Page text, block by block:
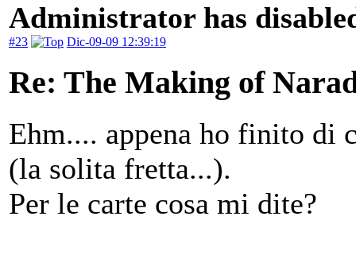
Administrator has
#23 Dic-09-09 12:39:19
Re: The Making of
Ehm.... appena ho finito di
(la solita fretta...).
Per le carte cosa mi dite?